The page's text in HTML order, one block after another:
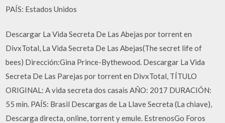
PAÍS: Estados Unidos
Descargar La Vida Secreta De Las Abejas por torrent en
DivxTotal, La Vida Secreta De Las Abejas(The secret life of
bees) Dirección:Gina Prince-Bythewood. Descargar La Vida
Secreta De Las Parejas por torrent en DivxTotal, TÍTULO
ORIGINAL: A vida secreta dos casais AÑO: 2017 DURACIÓN:
55 min. PAÍS: Brasil Descargas de La Llave Secreta (La chiave),
Descarga directa, online, torrent y emule. EstrenosGo Foros